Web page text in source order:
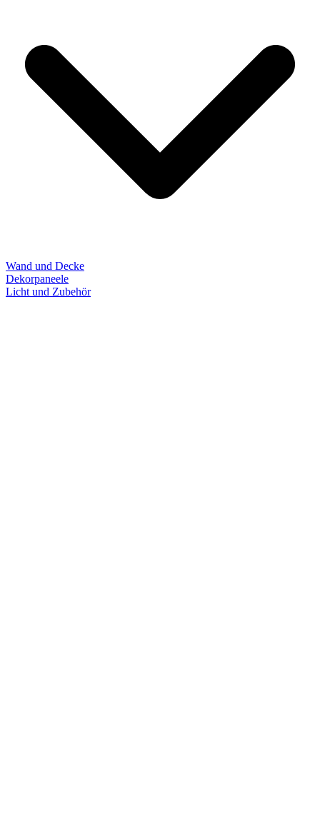
Wand und Decke
Dekorpaneele
Licht und Zubehör